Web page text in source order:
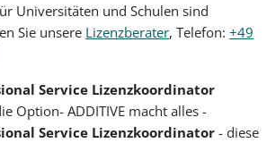
Universitäten und Schulen sind
Sie unsere Lizenzberater, Telefon:+49
Service Lizenzkoordinator
Option- ADDITIVE macht alles -
Service Lizenzkoordinator - diese